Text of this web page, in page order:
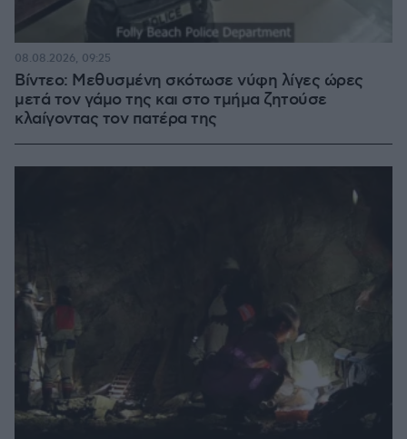
Βίντεο: Μεθυσμένη σκότωσε νύφη λίγες ώρες
μετά τον γάμο της και στο τμήμα ζητούσε
κλαίγοντας τον πατέρα της
08.08.2026, 09:25